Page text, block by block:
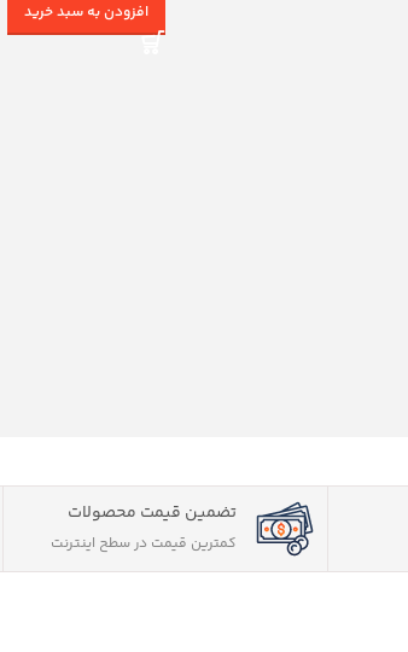
افزودن به سبد خرید
تضمین قیمت محصولات
کمترین قیمت در سطح اینترنت